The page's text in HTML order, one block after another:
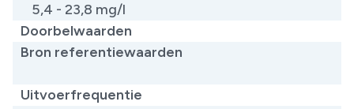
5,4 - 23,8 mg/l
Doorbelwaarden
Bron referentiewaarden
Uitvoerfrequentie